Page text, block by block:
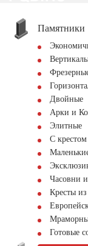
+7 (495)
Обратный звонок
Памятники
Двойные
Арки и
Элитные
С крестом
Часовни
Кресты из
Готовые